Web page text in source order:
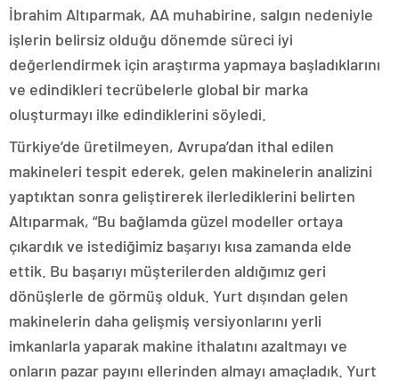
İbrahim Altıparmak, AA muhabirine, salgın nedeniyle
işlerin belirsiz olduğu dönemde süreci iyi
değerlendirmek için araştırma yapmaya başladıklarını
ve edindikleri tecrübelerle global bir marka
oluşturmayı ilke edindiklerini söyledi.
Türkiye’de üretilmeyen, Avrupa’dan ithal edilen
makineleri tespit ederek, gelen makinelerin analizini
yaptıktan sonra geliştirerek ilerlediklerini belirten
Altıparmak, “Bu bağlamda güzel modeller ortaya
çıkardık ve istediğimiz başarıyı kısa zamanda elde
ettik. Bu başarıyı müşterilerden aldığımız geri
dönüşlerle de görmüş olduk. Yurt dışından gelen
makinelerin daha gelişmiş versiyonlarını yerli
imkanlarla yaparak makine ithalatını azaltmayı ve
onların pazar payını ellerinden almayı amaçladık. Yurt